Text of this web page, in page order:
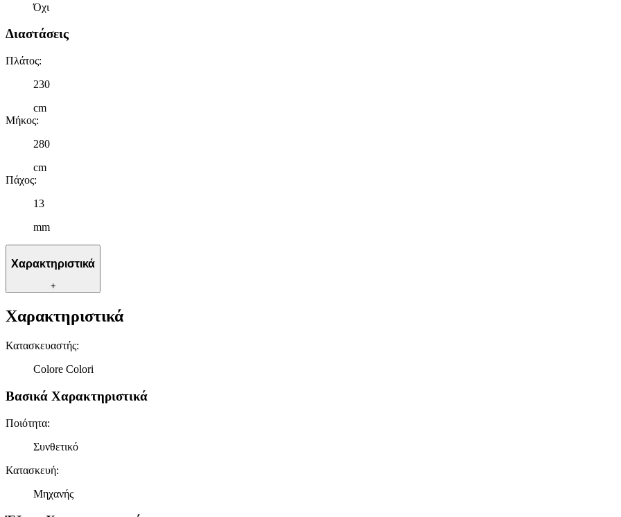
Όχι
Διαστάσεις
Πλάτος:
230
cm
Μήκος:
280
cm
Πάχος:
13
mm
Χαρακτηριστικά
+
Χαρακτηριστικά
Κατασκευαστής:
Colore Colori
Βασικά Χαρακτηριστικά
Ποιότητα:
Συνθετικό
Κατασκευή:
Μηχανής